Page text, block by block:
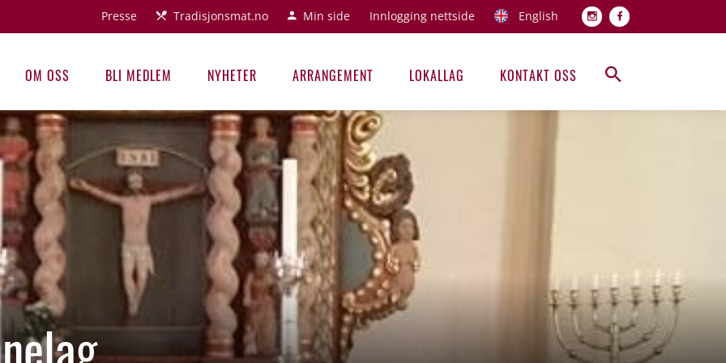
Topp
Presse Tradisjonsmat.no Min side Innlogging nettside English
Hovedmeny
OM OSS BLI MEDLEM NYHETER ARRANGEMENT LOKALLAG KONTAKT OSS